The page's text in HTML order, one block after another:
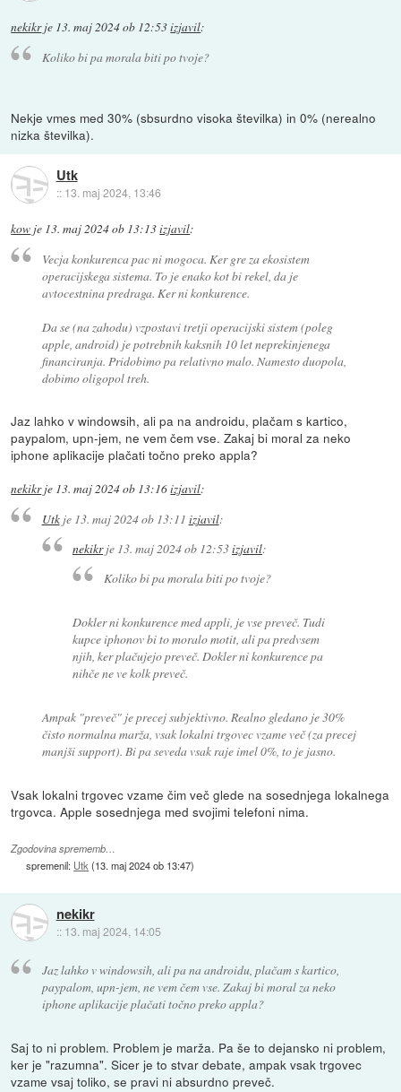
nekikrje 13. maj 2024 ob 12:53izjavil:
Koliko bi pa morala biti po tvoje?
Nekje vmes med 30% (sbsurdno visoka številka) in 0% (nerealno
nizka številka).
Utk
:: 13. maj 2024, 13:46
kow je 13. maj 2024 ob 13:13izjavil:
Vecja konkurenca pac ni mogoca. Ker gre za ekosistem
operacijskega sistema. To je enako kot bi rekel, da je
avtocestnina predraga. Ker ni konkurence.
Da se (na zahodu) vzpostavi tretji operacijski sistem (poleg
apple, android) je potrebnih kaksnih 10 let neprekinjenega
financiranja. Pridobimo pa relativno malo. Namesto duopola,
dobimo oligopol treh.
Jaz lahko v windowsih, ali pa na androidu, plačam s kartico,
paypalom, upn-jem, ne vem čem vse. Zakaj bi moral za neko
iphone aplikacije plačati točno preko appla?
nekikrje 13. maj 2024 ob 13:16izjavil:
Utkje 13. maj 2024 ob 13:11 izjavil:
nekikrje 13. maj 2024 ob 12:53izjavil:
Koliko bi pa morala biti po tvoje?
Dokler ni konkurence med appli, je vse preveč. Tudi
kupce iphonov bi to moralo motit, ali pa predvsem
njih, ker plačujejo preveč. Dokler ni konkurence pa
nihče ne ve kolk preveč.
Ampak "preveč" je precej subjektivno. Realno gledano je 30%
čisto normalna marža, vsak lokalni trgovec vzame več (za precej
manjši support). Bi pa seveda vsak raje imel 0%, to je jasno.
Vsak lokalni trgovec vzame čim več glede na sosednjega lokalnega
trgovca. Apple sosednjega med svojimi telefoni nima.
Zgodovina sprememb…
spremenil: Utk (13. maj 2024 ob 13:47)
nekikr
:: 13. maj 2024, 14:05
Jaz lahko v windowsih, ali pa na androidu, plačam s kartico,
paypalom, upn-jem, ne vem čem vse. Zakaj bi moral za neko
iphone aplikacije plačati točno preko appla?
Saj to ni problem. Problem je marža. Pa še to dejansko ni problem,
ker je "razumna". Sicer je to stvar debate, ampak vsak trgovec
vzame vsaj toliko, se pravi ni absurdno preveč.